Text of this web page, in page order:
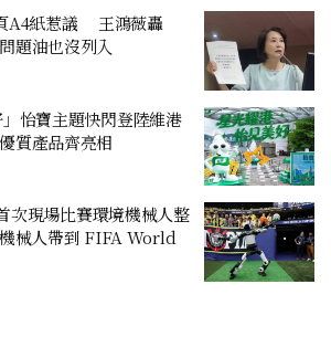
A4紙惹議 王鴻薇轟
題油也沒列入
」怡寶主題快閃登陸維港
質產品齊亮相
現場比賽環境機械人整
械人帶到 FIFA World